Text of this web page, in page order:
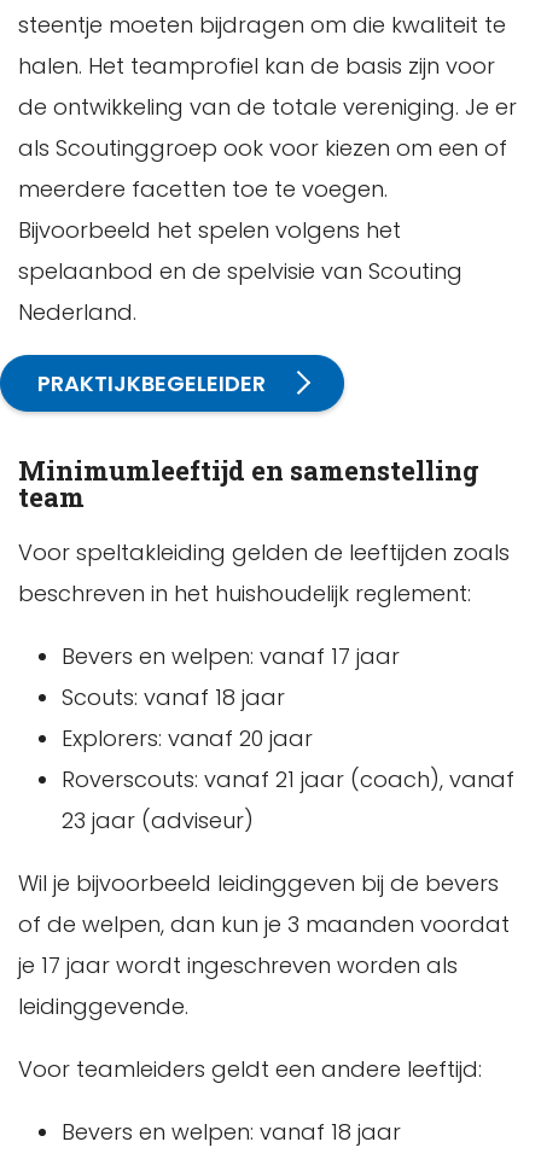
steentje moeten bijdragen om die kwaliteit te
halen. Het teamprofiel kan de basis zijn voor
de ontwikkeling van de totale vereniging. Je er
als Scoutinggroep ook voor kiezen om een of
meerdere facetten toe te voegen.
Bijvoorbeeld het spelen volgens het
spelaanbod en de spelvisie van Scouting
Nederland.
PRAKTIJKBEGELEIDER
Minimumleeftijd en samenstelling
team
Voor speltakleiding gelden de leeftijden zoals
beschreven in het huishoudelijk reglement:
Bevers en welpen: vanaf 17 jaar
Scouts: vanaf 18 jaar
Explorers: vanaf 20 jaar
Roverscouts: vanaf 21 jaar (coach), vanaf
23 jaar (adviseur)
Wil je bijvoorbeeld leidinggeven bij de bevers
of de welpen, dan kun je 3 maanden voordat
je 17 jaar wordt ingeschreven worden als
leidinggevende.
Voor teamleiders geldt een andere leeftijd:
Bevers en welpen: vanaf 18 jaar